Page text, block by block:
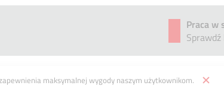
maksymalnej wygody naszym użytkownikom.
Praca w